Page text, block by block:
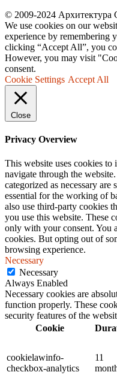
© 2009-2024 Архитектура
We use cookies on our
experience by remembering
clicking “Accept All”, you
However, you may visit
consent.
Cookie Settings Accept All
Close
Privacy Overview
This website uses cookies
navigate through the
categorized as necessary
essential for the working of
also use third-party cookies
you use this website. These
only with your consent. You
cookies. But opting out of
browsing experience.
Necessary
Necessary
Always Enabled
Necessary cookies are
function properly. These
security features of the
Cookie
cookielawinfo-
checkbox-analytics
11